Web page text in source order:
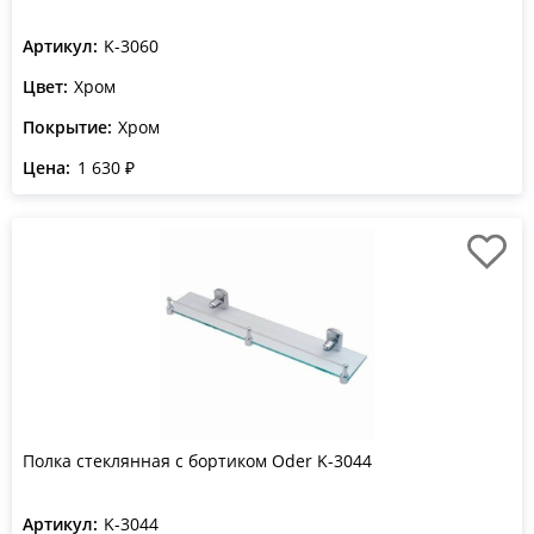
Артикул: K-3060
Цвет: Хром
Покрытие: Хром
Цена: 1 630 ₽
Полка стеклянная с бортиком Oder K-3044
Артикул: K-3044